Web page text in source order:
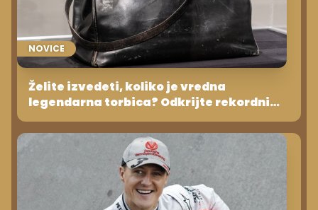
NOVICE
Želite izvedeti, koliko je vredna
legendarna torbica? Odkrijte rekordni
znesek